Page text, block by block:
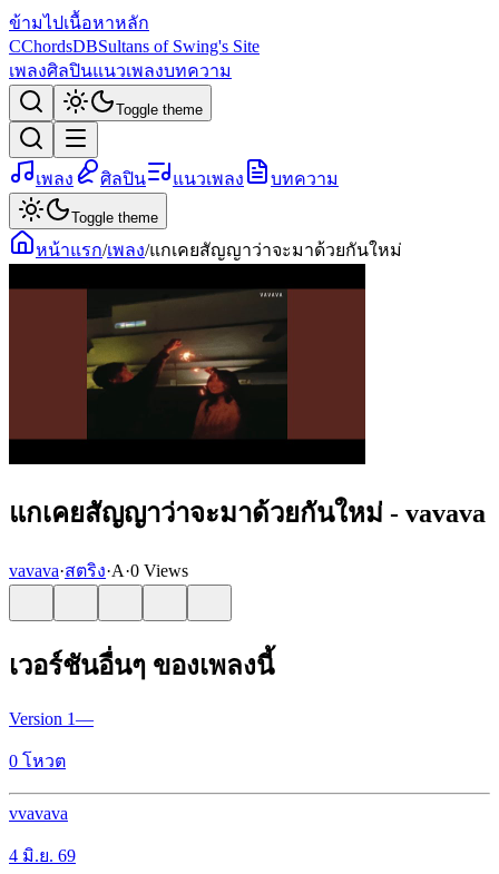
ข้ามไปเนื้อหาหลัก
CChordsDBSultans of Swing's Site
เพลงศิลปินแนวเพลงบทความ
Toggle theme
เพลง ศิลปิน แนวเพลง บทความ
Toggle theme
หน้าแรก/เพลง/แกเคยสัญญาว่าจะมาด้วยกันใหม่
แกเคยสัญญาว่าจะมาด้วยกันใหม่ - vavava
vavava·สตริง·A·0 Views
เวอร์ชันอื่นๆ ของเพลงนี้
Version 1—
0 โหวต
vvavava
4 มิ.ย. 69